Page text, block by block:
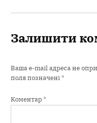
Залишити
Ваша e-mail адреса не
поля позначені*
Коментар*